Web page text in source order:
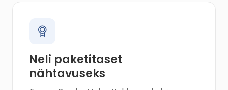
Neli paketitaset
nähtavuseks